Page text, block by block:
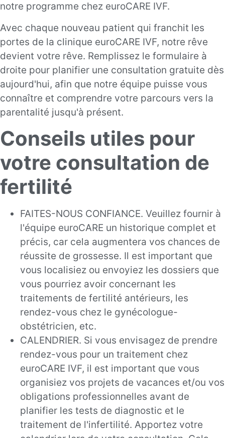
notre programme chez euroCARE IVF.
Avec chaque nouveau patient qui franchit les
portes de la clinique euroCARE IVF, notre rêve
devient votre rêve. Remplissez le formulaire à
droite pour planifier une consultation gratuite dès
aujourd'hui, afin que notre équipe puisse vous
connaître et comprendre votre parcours vers la
parentalité jusqu'à présent.
Conseils utiles pour
votre consultation de
fertilité
FAITES-NOUS CONFIANCE. Veuillez fournir à
l'équipe euroCARE un historique complet et
précis, car cela augmentera vos chances de
réussite de grossesse. Il est important que
vous localisiez ou envoyiez les dossiers que
vous pourriez avoir concernant les
traitements de fertilité antérieurs, les
rendez-vous chez le gynécologue-
obstétricien, etc.
CALENDRIER. Si vous envisagez de prendre
rendez-vous pour un traitement chez
euroCARE IVF, il est important que vous
organisiez vos projets de vacances et/ou vos
obligations professionnelles avant de
planifier les tests de diagnostic et le
traitement de l'infertilité. Apportez votre